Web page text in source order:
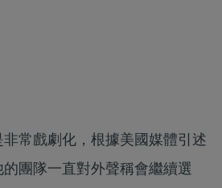
常戲劇化，根據美國媒體引述
團隊一直對外聲稱會繼續選